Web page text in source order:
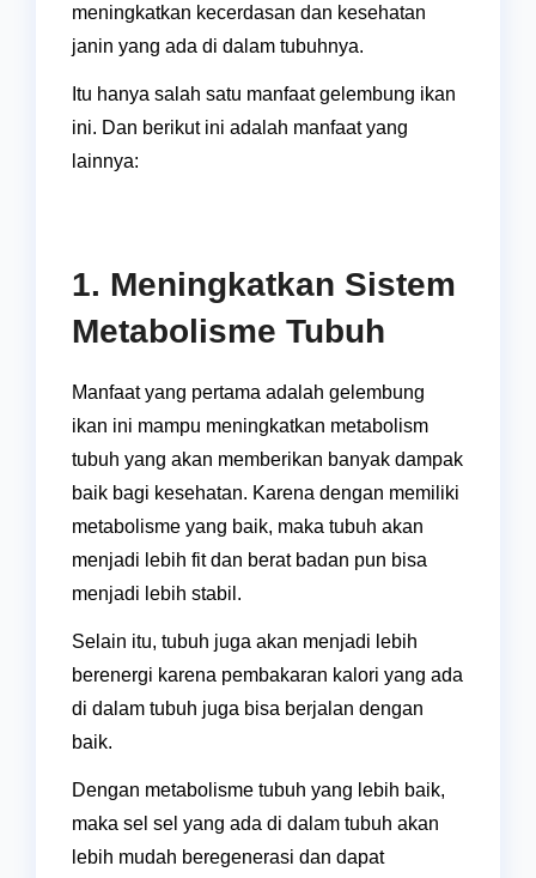
meningkatkan kecerdasan dan kesehatan
janin yang ada di dalam tubuhnya.
Itu hanya salah satu manfaat gelembung ikan
ini. Dan berikut ini adalah manfaat yang
lainnya:
1. Meningkatkan Sistem
Metabolisme Tubuh
Manfaat yang pertama adalah gelembung
ikan ini mampu meningkatkan metabolism
tubuh yang akan memberikan banyak dampak
baik bagi kesehatan. Karena dengan memiliki
metabolisme yang baik, maka tubuh akan
menjadi lebih fit dan berat badan pun bisa
menjadi lebih stabil.
Selain itu, tubuh juga akan menjadi lebih
berenergi karena pembakaran kalori yang ada
di dalam tubuh juga bisa berjalan dengan
baik.
Dengan metabolisme tubuh yang lebih baik,
maka sel sel yang ada di dalam tubuh akan
lebih mudah beregenerasi dan dapat